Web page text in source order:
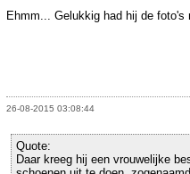
Ehmm... Gelukkig had hij de foto's
26-08-2015 03:08:44
Quote:
Daar kreeg hij een vrouwelijke